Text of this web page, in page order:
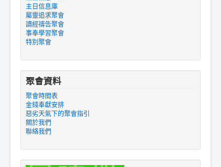
主日信息庫
屬靈追求聚會
讀經禱告聚會
事奉學習聚會
特別聚會
聚會資料
聚會時間表
金錢奉獻安排
惡劣天氣下的聚會指引
關於我們
聯絡我們